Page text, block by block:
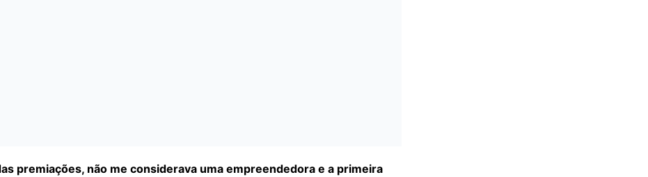
premiações, não me considerava uma empreendedora e a primeira